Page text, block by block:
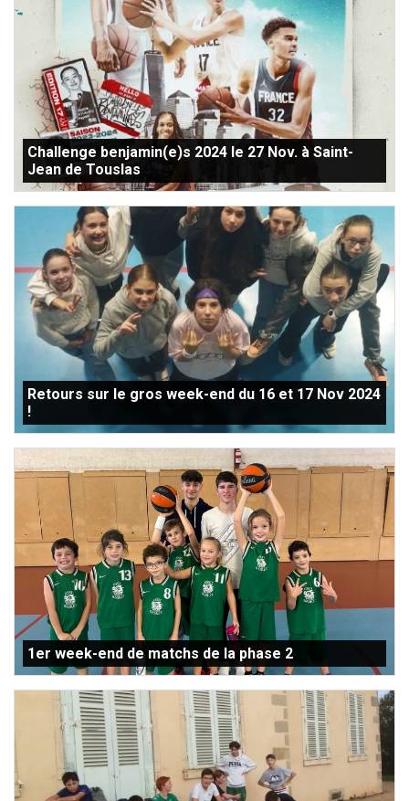
Challenge benjamin(e)s 2024 le 27 Nov. à Saint-
Jean de Touslas
Retours sur le gros week-end du 16 et 17 Nov 2024
!
1er week-end de matchs de la phase 2